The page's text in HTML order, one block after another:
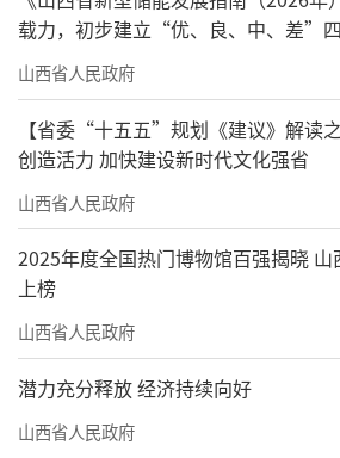
载力，初步建立“优、良、中、差”
山西省人民政府
【省委“十五五”规划《建议》解读
创造活力 加快建设新时代文化强省
山西省人民政府
2025年度全国热门博物馆百强揭晓 山
上榜
山西省人民政府
潜力充分释放 经济持续向好
山西省人民政府